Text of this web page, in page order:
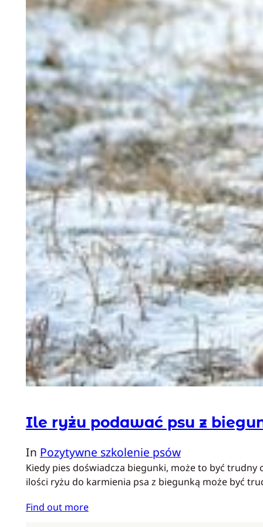
Ile ryżu podawać psu z
In Pozytywne szkolenie psów
Kiedy pies doświadcza biegunki, może to być trudny
ilości ryżu do karmienia psa z biegunką może być
Find out more